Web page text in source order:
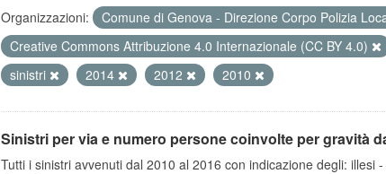
Organizzazioni: Comune di Genova - Direzione Corpo Polizia
Creative Commons Attribuzione 4.0 Internazionale (CC BY 4.0)
sinistri
2014 2012 2010
Sinistri per via e numero persone coinvolte per gravità
Tutti i sinistri avvenuti dal 2010 al 2016 con indicazione degli: illesi